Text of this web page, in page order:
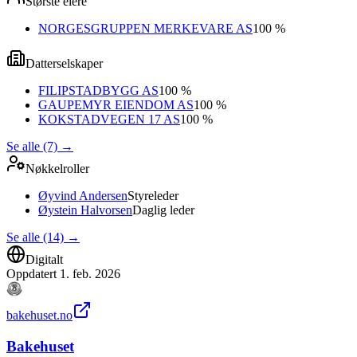
NORGESGRUPPEN MERKEVARE AS100 %
Datterselskaper
FILIPSTADBYGG AS100 %
GAUPEMYR EIENDOM AS100 %
KOKSTADVEGEN 17 AS100 %
Se alle (7) →
Nøkkelroller
Øyvind AndersenStyreleder
Øystein HalvorsenDaglig leder
Se alle (14) →
Digitalt
Oppdatert 1. feb. 2026
bakehuset.no
Bakehuset